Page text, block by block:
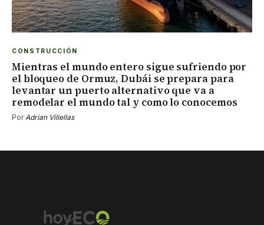
CONSTRUCCIÓN
Mientras el mundo entero sigue sufriendo por
el bloqueo de Ormuz, Dubái se prepara para
levantar un puerto alternativo que va a
remodelar el mundo tal y como lo conocemos
Por Adrian Villellas